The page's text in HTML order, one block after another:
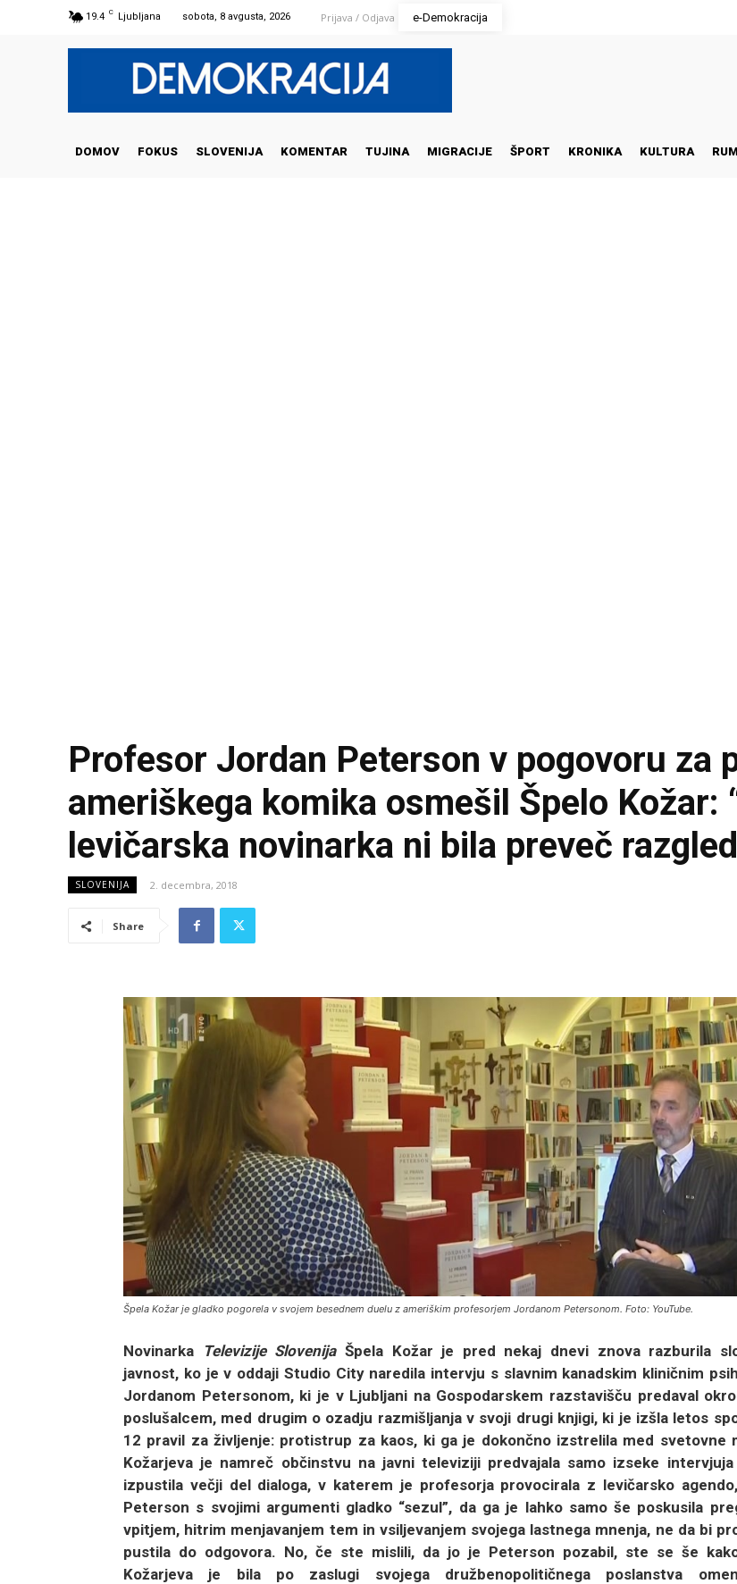
19.4 C Ljubljana sobota, 8 avgusta, 2026 Prijava / Odjava e-Demokracija
DOMOV FOKUS SLOVENIJA KOMENTAR TUJINA MIGRACIJE ŠPORT KRONIKA KULTURA
Profesor Jordan Peterson v pogovoru za
ameriškega komika osmešil Špelo Kožar:
levičarska novinarka ni bila preveč
SLOVENIJA 2. decembra, 2018
Share
Špela Kožar je gladko pogorela v svojem besednem duelu z ameriškim profesorjem Jordanom Petersonom. Foto: YouTube.
Novinarka Televizije SlovenijaŠpela Kožar je pred nekaj dnevi znova razburila
javnost, ko je v oddaji Studio City naredila intervju s slavnim kanadskim kliničnim
Jordanom Petersonom, ki je v Ljubljani na Gospodarskem razstavišču predaval
poslušalcem, med drugim o ozadju razmišljanja v svoji drugi knjigi, ki je izšla letos
12 pravil za življenje: protistrup za kaos, ki ga je dokončno izstrelila med svetovne
Kožarjeva je namreč občinstvu na javni televiziji predvajala samo izseke
izpustila večji del dialoga, v katerem je profesorja provocirala z levičarsko
Peterson s svojimi argumenti gladko “sezul”, da ga je lahko samo še poskusila
vpitjem, hitrim menjavanjem tem in vsiljevanjem svojega lastnega mnenja, ne da bi
pustila do odgovora. No, če ste mislili, da jo je Peterson pozabil, ste se še
Kožarjeva je bila po zaslugi svojega družbenopolitičnega poslanstva